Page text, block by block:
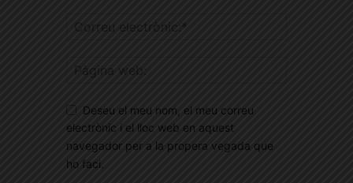
Deseu el meu nom, el meu correu
electrònic i el lloc web en aquest
navegador per a la propera vegada que
ho faci.